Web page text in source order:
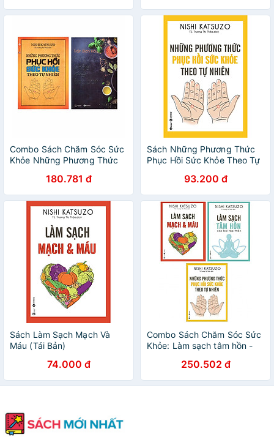
Combo Sách Chăm Sóc Sức
Khỏe Những Phương Thức
Nhiên (Tái Bản) + Sức Khỏe
Trong Tay Bạn
180.781 đ
Sách Những Phương Thức
Phục Hồi Sức Khỏe Theo Tự
93.200 đ
Sách Làm Sạch Mạch Và
Máu (Tái Bản)
74.000 đ
Combo Sách Chăm Sóc Sức
Khỏe: Làm sạch tâm hồn -
Sạch Mạch Máu + Những
Phương Thức Phục Hồi Sức
Khỏe Theo Tự Nhiên
250.502 đ